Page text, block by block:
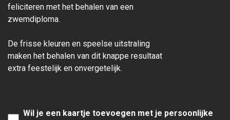
feliciteren met het behalen van een
zwemdiploma.
De frisse kleuren en speelse uitstraling
maken het behalen van dit knappe resultaat
extra feestelijk en onvergetelijk.
Wil je een kaartje toevoegen met je persoonlijke